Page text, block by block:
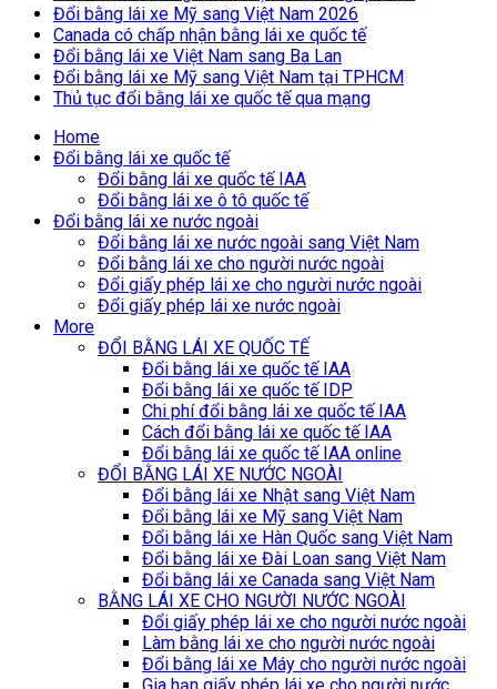
Đổi bằng lái xe Mỹ sang Việt Nam 2026
Canada có chấp nhận bằng lái xe quốc tế
Đổi bằng lái xe Việt Nam sang Ba Lan
Đổi bằng lái xe Mỹ sang Việt Nam tại TPHCM
Thủ tục đổi bằng lái xe quốc tế qua mạng
Home
Đổi bằng lái xe quốc tế
Đổi bằng lái xe quốc tế IAA
Đổi bằng lái xe ô tô quốc tế
Đổi bằng lái xe nước ngoài
Đổi bằng lái xe nước ngoài sang Việt Nam
Đổi bằng lái xe cho người nước ngoài
Đổi giấy phép lái xe cho người nước ngoài
Đổi giấy phép lái xe nước ngoài
More
ĐỔI BẰNG LÁI XE QUỐC TẾ
Đổi bằng lái xe quốc tế IAA
Đổi bằng lái xe quốc tế IDP
Chi phí đổi bằng lái xe quốc tế IAA
Cách đổi bằng lái xe quốc tế IAA
Đổi bằng lái xe quốc tế IAA online
ĐỔI BẰNG LÁI XE NƯỚC NGOÀI
Đổi bằng lái xe Nhật sang Việt Nam
Đổi bằng lái xe Mỹ sang Việt Nam
Đổi bằng lái xe Hàn Quốc sang Việt Nam
Đổi bằng lái xe Đài Loan sang Việt Nam
Đổi bằng lái xe Canada sang Việt Nam
BẰNG LÁI XE CHO NGƯỜI NƯỚC NGOÀI
Đổi giấy phép lái xe cho người nước ngoài
Làm bằng lái xe cho người nước ngoài
Đổi bằng lái xe Máy cho người nước ngoài